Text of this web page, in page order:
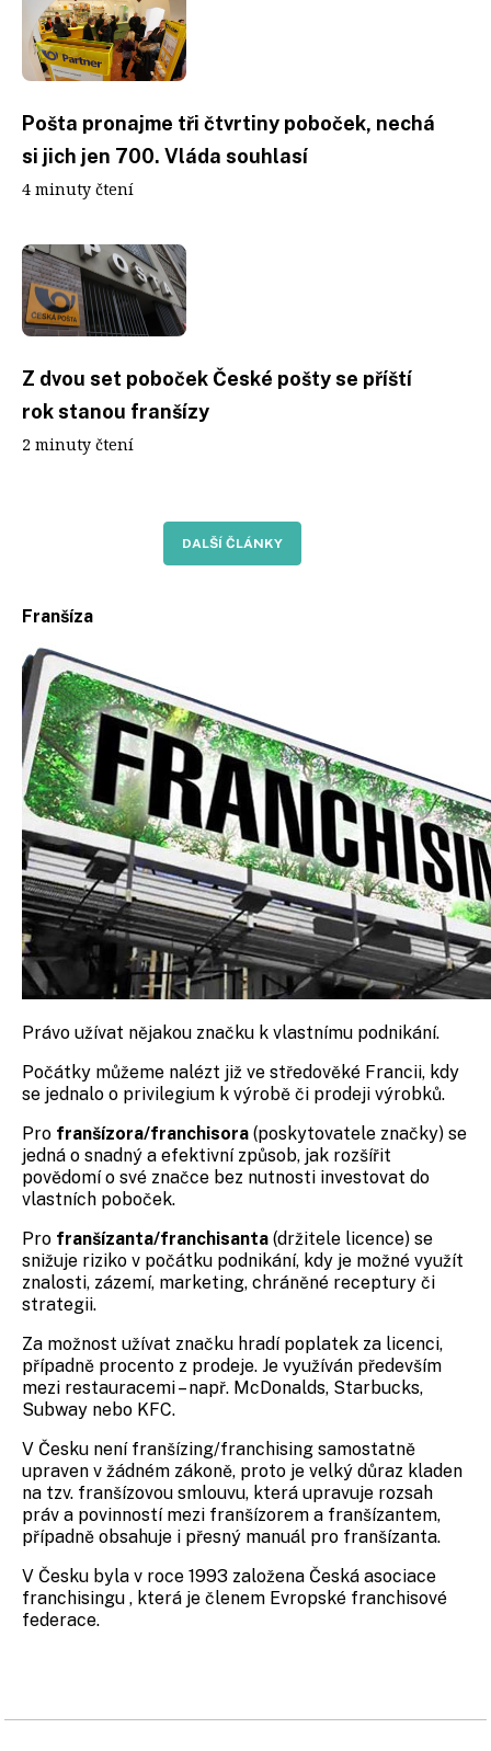
Pošta pronajme tři čtvrtiny poboček, nechá
si jich jen 700. Vláda souhlasí
4 minuty čtení
Z dvou set poboček České pošty se příští
rok stanou franšízy
2 minuty čtení
DALŠÍ ČLÁNKY
Franšíza
Právo užívat nějakou značku k vlastnímu podnikání.
Počátky můžeme nalézt již ve středověké Francii, kdy
se jednalo o privilegium k výrobě či prodeji výrobků.
Pro franšízora/franchisora (poskytovatele značky) se
jedná o snadný a efektivní způsob, jak rozšířit
povědomí o své značce bez nutnosti investovat do
vlastních poboček.
Pro franšízanta/franchisanta (držitele licence) se
snižuje riziko v počátku podnikání, kdy je možné využít
znalosti, zázemí, marketing, chráněné receptury či
strategii.
Za možnost užívat značku hradí poplatek za licenci,
případně procento z prodeje. Je využíván především
mezi restauracemi – např. McDonalds, Starbucks,
Subway nebo KFC.
V Česku není franšízing/franchising samostatně
upraven v žádném zákoně, proto je velký důraz kladen
na tzv. franšízovou smlouvu, která upravuje rozsah
práv a povinností mezi franšízorem a franšízantem,
případně obsahuje i přesný manuál pro franšízanta.
V Česku byla v roce 1993 založena Česká asociace
franchisingu , která je členem Evropské franchisové
federace.